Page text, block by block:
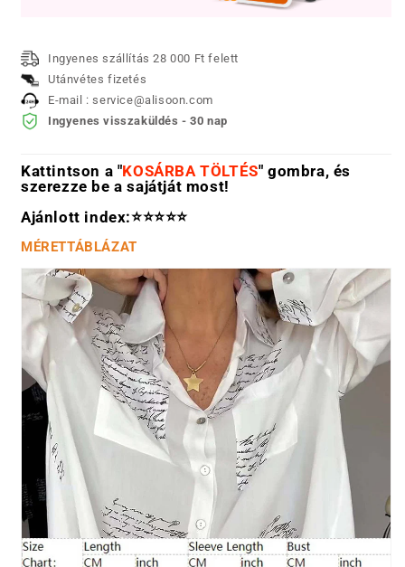
Ingyenes szállítás 28 000 Ft felett
Utánvétes fizetés
E-mail : service@alisoon.com
Ingyenes visszaküldés - 30 nap
Kattintson a "KOSÁRBA TÖLTÉS" gombra, és
szerezze be a sajátját most!
Ajánlott index:⭐⭐⭐⭐⭐
MÉRETTÁBLÁZAT